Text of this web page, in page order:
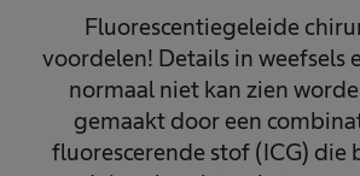
Fluorescentiegeleide
voordelen! Details in weefsels
normaal niet kan zien
gemaakt door een
fluorescerende stof (ICG) die